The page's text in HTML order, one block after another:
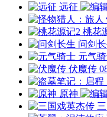
远征
桃花
问剑
元气
伏魔传
原神